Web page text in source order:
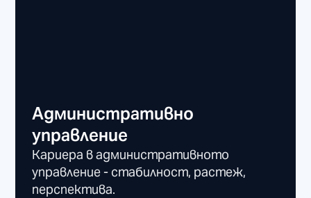
Административно
управление
Кариера в административното
управление - стабилност, растеж,
перспектива.